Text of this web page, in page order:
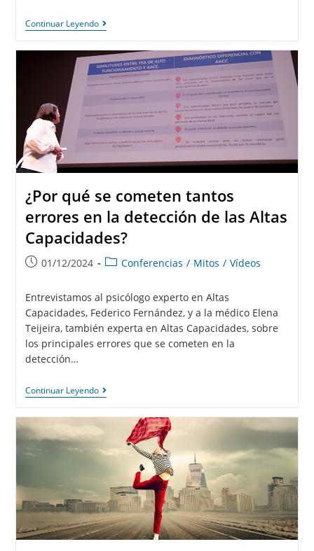
Continuar Leyendo
¿Por qué se cometen tantos
errores en la detección de las Altas
Capacidades?
01/12/2024 Conferencias / Mitos / Vídeos
Entrevistamos al psicólogo experto en Altas
Capacidades, Federico Fernández, y a la médico Elena
Teijeira, también experta en Altas Capacidades, sobre
los principales errores que se cometen en la
detección…
Continuar Leyendo